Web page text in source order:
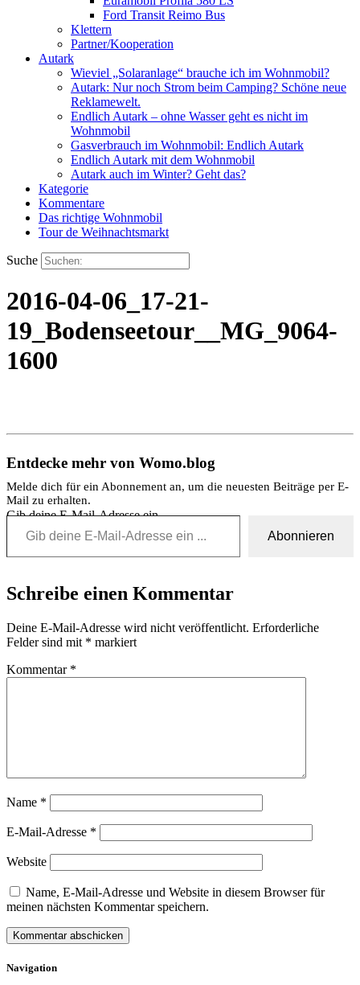
Ford Transit Reimo Bus
Klettern
Partner/Kooperation
Autark
Wieviel „Solaranlage“ brauche ich im Wohnmobil?
Autark: Nur noch Strom beim Camping? Schöne neue
Reklamewelt.
Endlich Autark – ohne Wasser geht es nicht im
Wohnmobil
Gasverbrauch im Wohnmobil: Endlich Autark
Endlich Autark mit dem Wohnmobil
Autark auch im Winter? Geht das?
Kategorie
Kommentare
Das richtige Wohnmobil
Tour de Weihnachtsmarkt
Suche
2016-04-06_17-21-
19_Bodenseetour__MG_9064-
1600
Entdecke mehr von Womo.blog
Melde dich für ein Abonnement an, um die neuesten Beiträge per E-
Mail zu erhalten.
Gib deine E-Mail-Adresse ein ...
Abonnieren
Schreibe einen Kommentar
Deine E-Mail-Adresse wird nicht veröffentlicht. Erforderliche
Felder sind mit * markiert
Kommentar *
Name *
E-Mail-Adresse *
Website
Name, E-Mail-Adresse und Website in diesem Browser für
meinen nächsten Kommentar speichern.
Navigation